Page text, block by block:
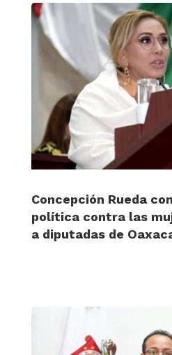
Concepción Rueda
política contra las
a diputadas de